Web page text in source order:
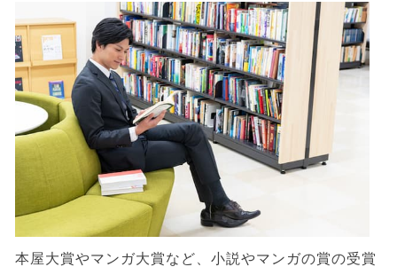
本屋大賞やマンガ大賞など、小説やマンガの賞の受賞